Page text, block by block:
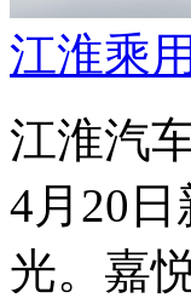
江淮乘
江淮汽
4月20
光。嘉